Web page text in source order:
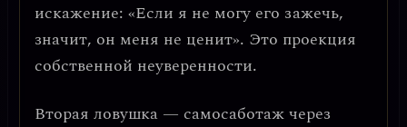
искажение: «Если я не могу его зажечь,
значит, он меня не ценит». Это проекция
собственной неуверенности.
Вторая ловушка — самосаботаж через